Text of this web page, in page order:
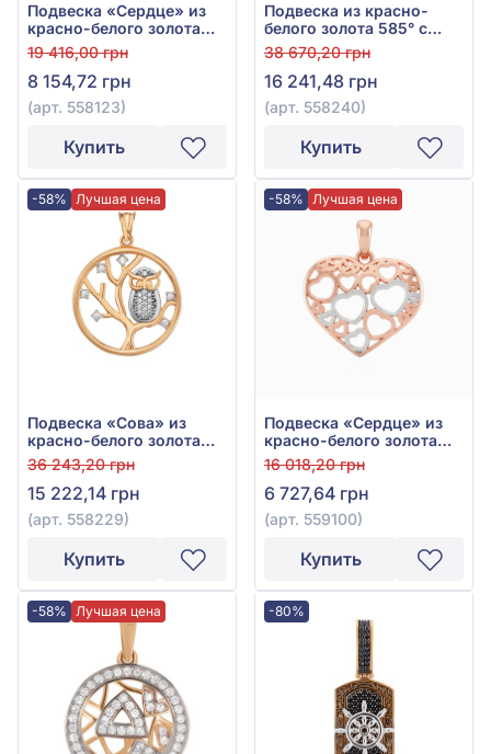
Подвеска «Сердце» из
красно-белого золота
585° с фианитом, арт.
558123
19 416,00 грн
8 154,72 грн
(арт. 558123)
Купить
Подвеска из красно-
белого золота 585° с
фианитом, арт. 558240
38 670,20 грн
16 241,48 грн
(арт. 558240)
Купить
-58% Лучшая цена
Подвеска «Сова» из
красно-белого золота
585° с фианитом, арт.
558229
36 243,20 грн
15 222,14 грн
(арт. 558229)
Купить
-58% Лучшая цена
Подвеска «Сердце» из
красно-белого золота
585°, арт. 559100
16 018,20 грн
6 727,64 грн
(арт. 559100)
Купить
-58% Лучшая цена -80%